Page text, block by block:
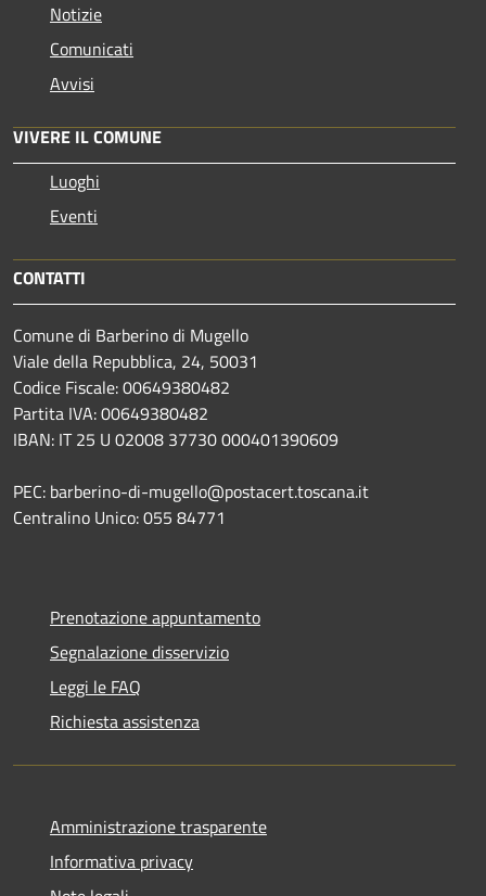
Notizie
Comunicati
Avvisi
VIVERE IL COMUNE
Luoghi
Eventi
CONTATTI
Comune di Barberino di Mugello
Viale della Repubblica, 24, 50031
Codice Fiscale: 00649380482
Partita IVA: 00649380482
IBAN: IT 25 U 02008 37730 000401390609
PEC: barberino-di-mugello@postacert.toscana.it
Centralino Unico: 055 84771
Prenotazione appuntamento
Segnalazione disservizio
Leggi le FAQ
Richiesta assistenza
Amministrazione trasparente
Informativa privacy